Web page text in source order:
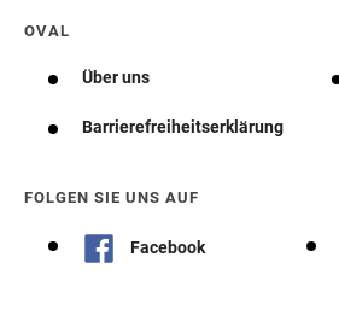
OVAL
Über uns
Barrierefreiheitserklärung
FOLGEN SIE UNS AUF
Facebook